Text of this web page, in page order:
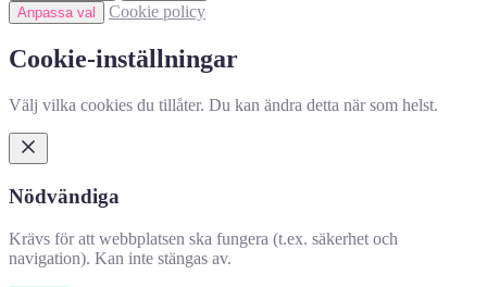
Anpassa val
Cookie policy
Cookie-inställningar
Välj vilka cookies du tillåter. Du kan ändra detta när som helst.
Nödvändiga
Krävs för att webbplatsen ska fungera (t.ex. säkerhet och
navigation). Kan inte stängas av.